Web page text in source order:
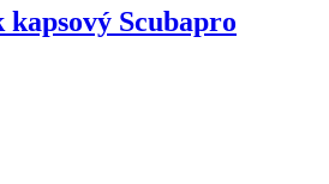
kapsový Scubapro